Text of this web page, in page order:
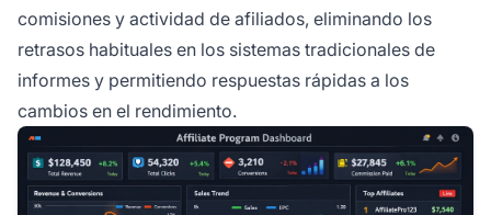
comisiones y actividad de afiliados, eliminando los
retrasos habituales en los sistemas tradicionales de
informes y permitiendo respuestas rápidas a los
cambios en el rendimiento.